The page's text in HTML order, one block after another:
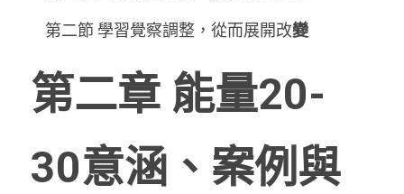
    第二節 學習覺察調整，從而展開改
變
第二章 能量20-
30意涵、案例與